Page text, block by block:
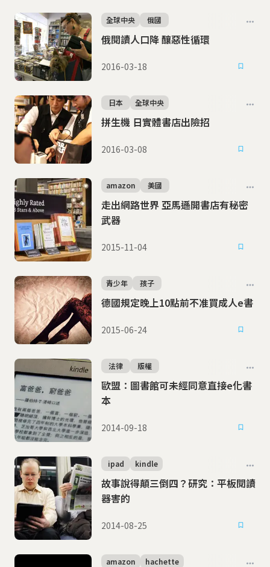
俄閱讀人口降 釀惡性循環
全球中央 俄國
2016-03-18
拼生機 日實體書店出險招
日本 全球中央
2016-03-08
走出網路世界 亞馬遜開書店有秘密
武器
amazon 美國
2015-11-04
德國規定晚上10點前不准買成人e書
青少年 孩子
2015-06-24
歐盟：圖書館可未經同意直接e化書
本
法律 版權
2014-09-18
故事說得顛三倒四？研究：平板閱讀
器害的
ipad kindle
2014-08-25
amazon hachette